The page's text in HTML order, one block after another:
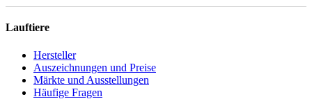
Lauftiere
Hersteller
Auszeichnungen und Preise
Märkte und Ausstellungen
Häufige Fragen